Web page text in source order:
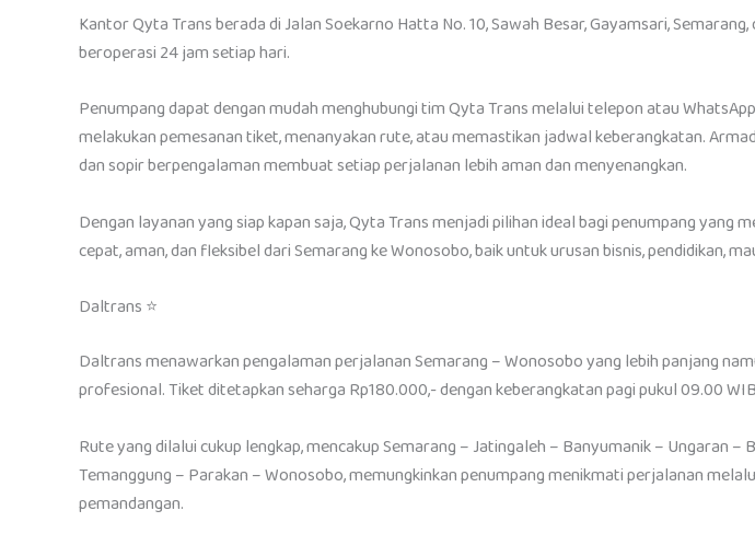
Kantor Qyta Trans berada di Jalan Soekarno Hatta No. 10, Sawah Besar, Gayamsari, Semarang,
beroperasi 24 jam setiap hari.
Penumpang dapat dengan mudah menghubungi tim Qyta Trans melalui telepon atau
melakukan pemesanan tiket, menanyakan rute, atau memastikan jadwal keberangkatan.
dan sopir berpengalaman membuat setiap perjalanan lebih aman dan menyenangkan.
Dengan layanan yang siap kapan saja, Qyta Trans menjadi pilihan ideal bagi penumpang yang
cepat, aman, dan fleksibel dari Semarang ke Wonosobo, baik untuk urusan bisnis, pendidikan,
Daltrans ⭐
Daltrans menawarkan pengalaman perjalanan Semarang – Wonosobo yang lebih panjang
profesional. Tiket ditetapkan seharga Rp180.000,- dengan keberangkatan pagi pukul 09.00
Rute yang dilalui cukup lengkap, mencakup Semarang – Jatingaleh – Banyumanik – Ungaran –
Temanggung – Parakan – Wonosobo, memungkinkan penumpang menikmati perjalanan
pemandangan.